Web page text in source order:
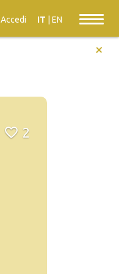
Accedi IT EN
+
2